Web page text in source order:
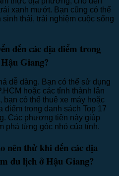
xanh mướt. Bạn cũng có thể
thái, trải nghiệm cuộc sống
đến các địa điểm trong
Giang?
dễ dàng. Bạn có thể sử dụng
hoặc các tỉnh thành lân
có thể thuê xe máy hoặc
điểm trong danh sách Top 17
Các phương tiện này giúp
phá từng góc nhỏ của tỉnh.
nên thử khi đến các địa
du lịch ở Hậu Giang?